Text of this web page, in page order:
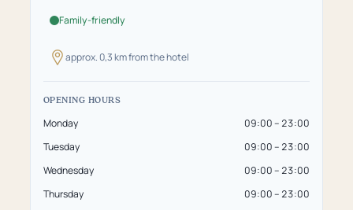
Family-friendly
approx. 0,3 km from the hotel
OPENING HOURS
Monday
09:00 – 23:00
Tuesday
09:00 – 23:00
Wednesday
09:00 – 23:00
Thursday
09:00 – 23:00